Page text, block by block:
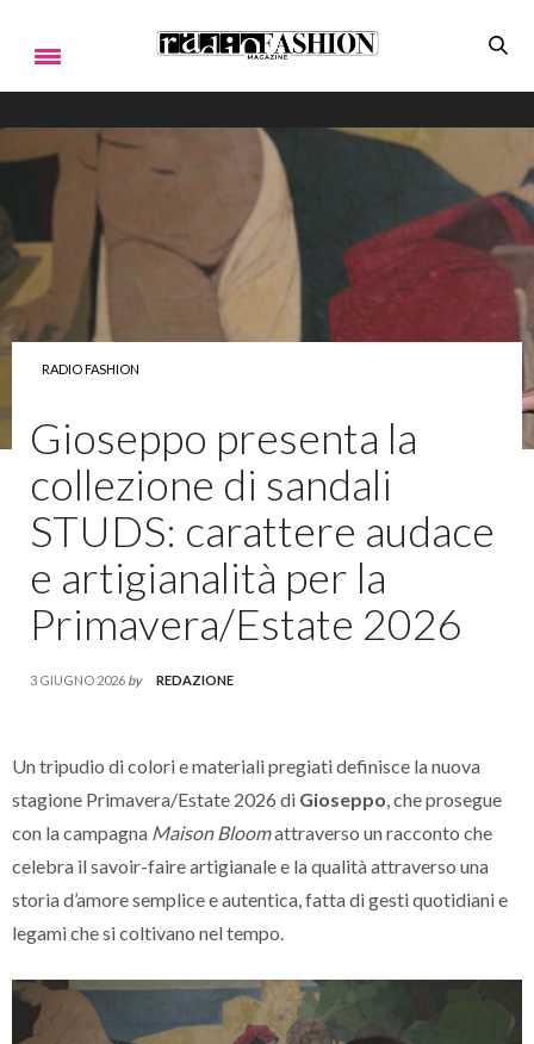
RADIO FASHION
Gioseppo presenta la
collezione di sandali
STUDS: carattere audace
e artigianalità per la
Primavera/Estate 2026
3 GIUGNO 2026 by REDAZIONE
Un tripudio di colori e materiali pregiati definisce la nuova
stagione Primavera/Estate 2026 di Gioseppo, che prosegue
con la campagna Maison Bloomattraverso un racconto che
celebra il savoir-faire artigianale e la qualità attraverso una
storia d’amore semplice e autentica, fatta di gesti quotidiani e
legami che si coltivano nel tempo.